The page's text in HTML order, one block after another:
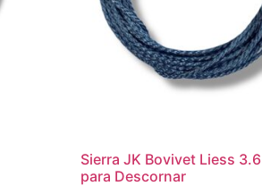
Sierra JK Bovivet Liess
para Descornar